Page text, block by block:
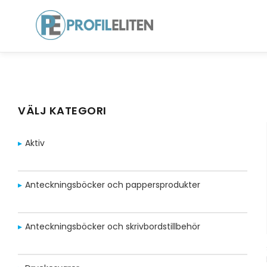
VÄLJ KATEGORI
Aktiv
Anteckningsböcker och pappersprodukter
Anteckningsböcker och skrivbordstillbehör